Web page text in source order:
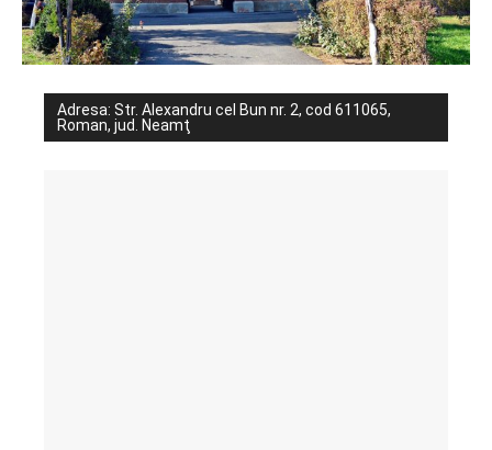
Adresa: Str. Alexandru cel Bun nr. 2, cod 611065,
Roman, jud. Neamţ